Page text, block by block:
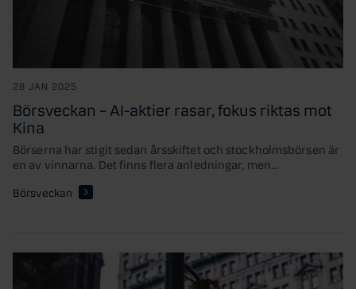
28 JAN 2025
Börsveckan – AI-aktier rasar, fokus riktas mot
Kina
Börserna har stigit sedan årsskiftet och stockholmsbörsen är
en av vinnarna. Det finns flera anledningar, men...
Börsveckan